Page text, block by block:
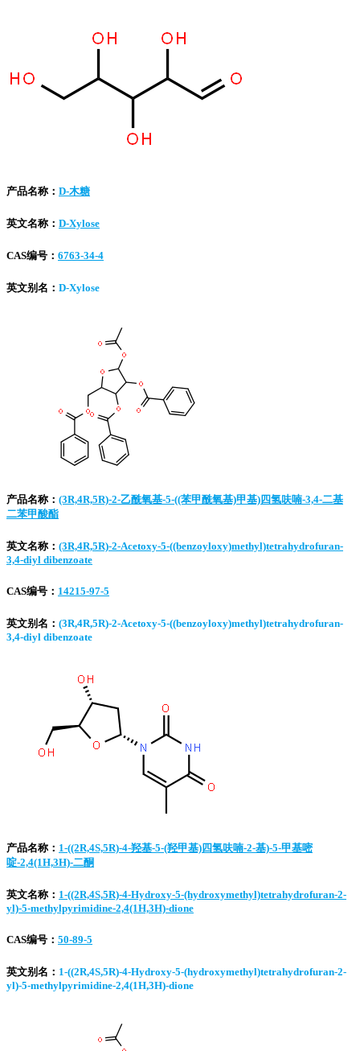
产品名称： D-木糖
英文名称： D-Xylose
CAS编号： 6763-34-4
英文别名： D-Xylose
产品名称： (3R,4R,5R)-2-乙酰氧基-5-((苯甲酰氧基)甲基)四氢呋喃-3,4-二基
二苯甲酸酯
英文名称： (3R,4R,5R)-2-Acetoxy-5-((benzoyloxy)methyl)tetrahydrofuran-
3,4-diyl dibenzoate
CAS编号： 14215-97-5
英文别名： (3R,4R,5R)-2-Acetoxy-5-((benzoyloxy)methyl)tetrahydrofuran-
3,4-diyl dibenzoate
产品名称： 1-((2R,4S,5R)-4-羟基-5-(羟甲基)四氢呋喃-2-基)-5-甲基嘧
啶-2,4(1H,3H)-二酮
英文名称： 1-((2R,4S,5R)-4-Hydroxy-5-(hydroxymethyl)tetrahydrofuran-2-
yl)-5-methylpyrimidine-2,4(1H,3H)-dione
CAS编号： 50-89-5
英文别名： 1-((2R,4S,5R)-4-Hydroxy-5-(hydroxymethyl)tetrahydrofuran-2-
yl)-5-methylpyrimidine-2,4(1H,3H)-dione